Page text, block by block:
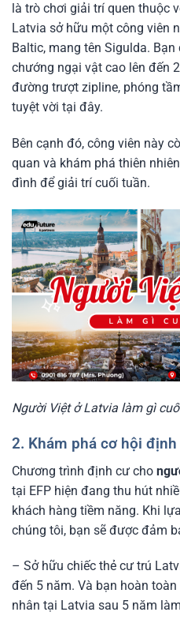
là trò chơi giải trí quen thuộc
Latvia sở hữu một công viên
Baltic, mang tên Sigulda.
chướng ngại vật cao lên đến
đường trượt zipline, phóng
tuyệt vời tại đây.
Bên cạnh đó, công viên này
quan và khám phá thiên
đình để giải trí cuối tuần.
Người Việt ở Latvia làm gì
2. Khám phá cơ hội
Chương trình định cư cho
tại EFP hiện đang thu hút
khách hàng tiềm năng. Khi
chúng tôi, bạn sẽ được đảm
– Sở hữu chiếc thẻ cư trú
đến 5 năm. Và bạn hoàn
nhân tại Latvia sau 5 năm